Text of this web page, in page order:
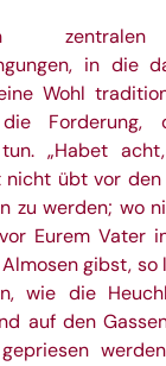
in die
Wohl
Forderung,
„Habet
nicht übt vor den
zu werden; wo
Eurem Vater
Almosengibst, so
wie die
auf den